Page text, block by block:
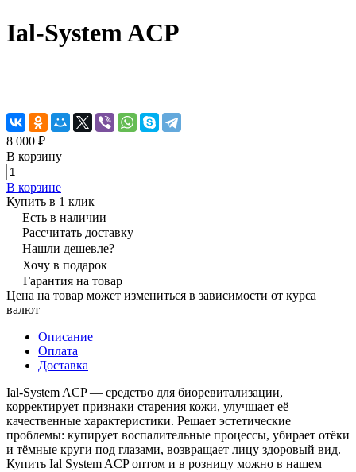
Ial-System ACP
8 000 ₽
В корзину
В корзине
Купить в 1 клик
Есть в наличии
Рассчитать доставку
Нашли дешевле?
Хочу в подарок
Гарантия на товар
Цена на товар может измениться в зависимости от курса
валют
Описание
Оплата
Доставка
Ial-System ACP — средство для биоревитализации,
корректирует признаки старения кожи, улучшает её
качественные характеристики. Решает эстетические
проблемы: купирует воспалительные процессы, убирает отёки
и тёмные круги под глазами, возвращает лицу здоровый вид.
Купить Ial System ACP оптом и в розницу можно в нашем